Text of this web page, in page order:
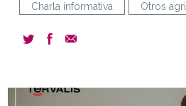
Charla informativa Otros